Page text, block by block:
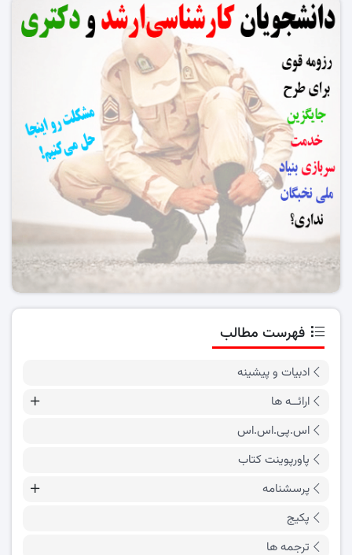
فهرست مطالب
ادبیات و پیشینه
ارائــه ها
اس.پی.اس.اس
پاورپوینت کتاب
پرسشنامه
پکیج
ترجمه ها